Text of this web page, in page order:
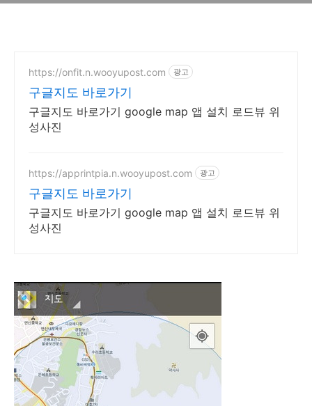
https://onfit.n.wooyupost.com 광고
구글지도 바로가기
구글지도 바로가기 google map 앱 설치 로드뷰 위
성사진
https://apprintpia.n.wooyupost.com 광고
구글지도 바로가기
구글지도 바로가기 google map 앱 설치 로드뷰 위
성사진